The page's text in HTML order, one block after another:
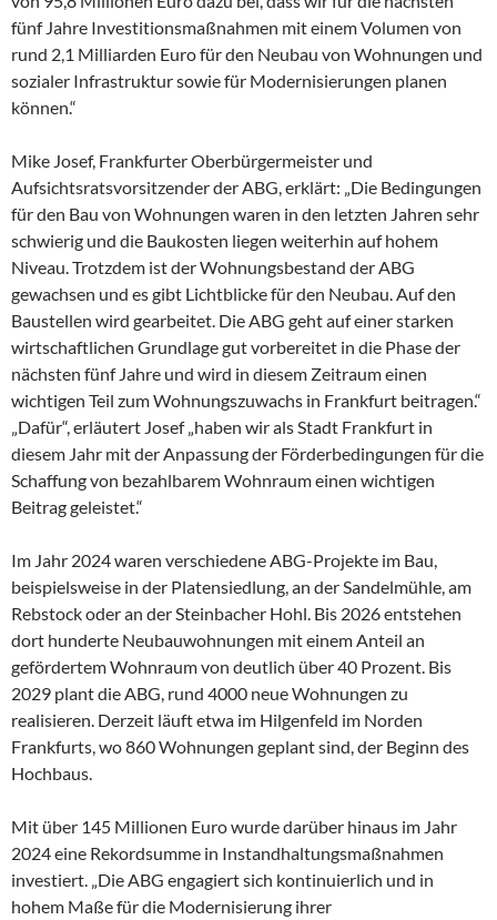
fünf Jahre Investitionsmaßnahmen mit einem Volumen von
rund 2,1 Milliarden Euro für den Neubau von Wohnungen und
sozialer Infrastruktur sowie für Modernisierungen planen
können.“
Mike Josef, Frankfurter Oberbürgermeister und
Aufsichtsratsvorsitzender der ABG, erklärt: „Die Bedingungen
für den Bau von Wohnungen waren in den letzten Jahren sehr
schwierig und die Baukosten liegen weiterhin auf hohem
Niveau. Trotzdem ist der Wohnungsbestand der ABG
gewachsen und es gibt Lichtblicke für den Neubau. Auf den
Baustellen wird gearbeitet. Die ABG geht auf einer starken
wirtschaftlichen Grundlage gut vorbereitet in die Phase der
nächsten fünf Jahre und wird in diesem Zeitraum einen
wichtigen Teil zum Wohnungszuwachs in Frankfurt beitragen.“
„Dafür“, erläutert Josef „haben wir als Stadt Frankfurt in
diesem Jahr mit der Anpassung der Förderbedingungen für die
Schaffung von bezahlbarem Wohnraum einen wichtigen
Beitrag geleistet.“
Im Jahr 2024 waren verschiedene ABG-Projekte im Bau,
beispielsweise in der Platensiedlung, an der Sandelmühle, am
Rebstock oder an der Steinbacher Hohl. Bis 2026 entstehen
dort hunderte Neubauwohnungen mit einem Anteil an
gefördertem Wohnraum von deutlich über 40 Prozent. Bis
2029 plant die ABG, rund 4000 neue Wohnungen zu
realisieren. Derzeit läuft etwa im Hilgenfeld im Norden
Frankfurts, wo 860 Wohnungen geplant sind, der Beginn des
Hochbaus.
Mit über 145 Millionen Euro wurde darüber hinaus im Jahr
2024 eine Rekordsumme in Instandhaltungsmaßnahmen
investiert. „Die ABG engagiert sich kontinuierlich und in
hohem Maße für die Modernisierung ihrer